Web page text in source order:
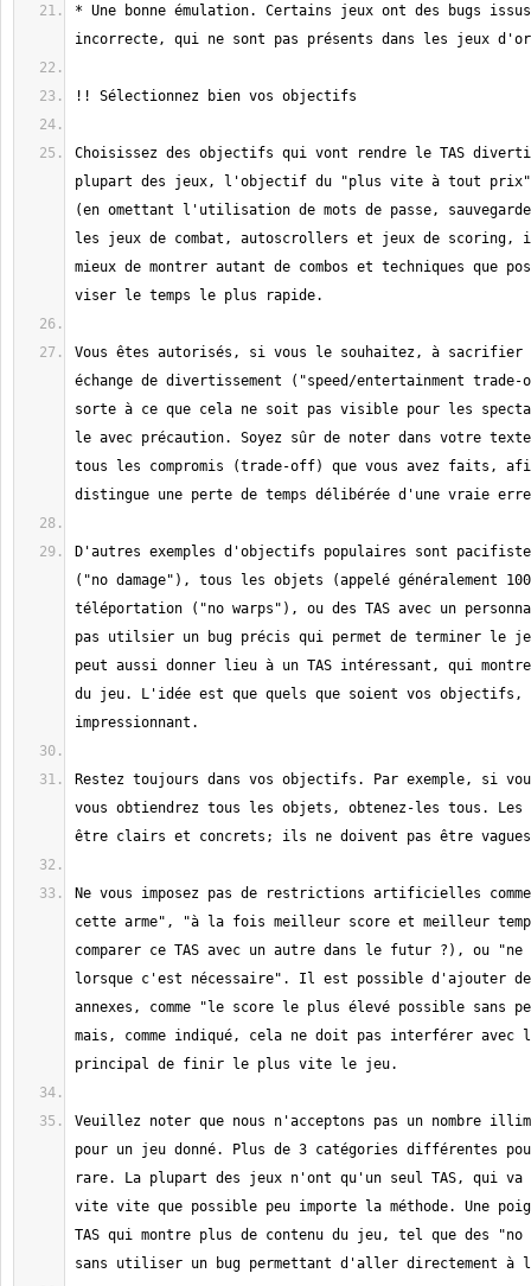
* Une bonne émulation. Certains jeux ont des bugs
Choisissez des objectifs qui vont rendre le TAS
plupart des jeux, l'objectif du "plus vite à tout
(en omettant l'utilisation de mots de passe,
les jeux de combat, autoscrollers et jeux de scoring,
mieux de montrer autant de combos et techniques que
Vous êtes autorisés, si vous le souhaitez, à sacrifier
échange de divertissement ("speed/entertainment
sorte à ce que cela ne soit pas visible pour les
le avec précaution. Soyez sûr de noter dans votre texte
tous les compromis (trade-off) que vous avez faits,
D'autres exemples d'objectifs populaires sont
("no damage"), tous les objets (appelé généralement
téléportation ("no warps"), ou des TAS avec un
pas utilsier un bug précis qui permet de terminer le
peut aussi donner lieu à un TAS intéressant, qui
du jeu. L'idée est que quels que soient vos
Restez toujours dans vos objectifs. Par exemple, si
vous obtiendrez tous les objets, obtenez-les tous.
Ne vous imposez pas de restrictions artificielles
cette arme", "à la fois meilleur score et meilleur
comparer ce TAS avec un autre dans le futur ?), ou "ne
lorsque c'est nécessaire". Il est possible d'ajouter
annexes, comme "le score le plus élevé possible sans
mais, comme indiqué, cela ne doit pas interférer
Veuillez noter que nous n'acceptons pas un nombre
pour un jeu donné. Plus de 3 catégories différentes
rare. La plupart des jeux n'ont qu'un seul TAS, qui va
vite vite que possible peu importe la méthode. Une
TAS qui montre plus de contenu du jeu, tel que des "no